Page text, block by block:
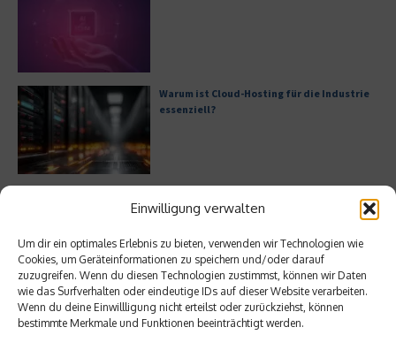
Einwilligung verwalten
Um dir ein optimales Erlebnis zu bieten, verwenden wir Technologien wie
Cookies, um Geräteinformationen zu speichern und/oder darauf
zuzugreifen. Wenn du diesen Technologien zustimmst, können wir Daten
wie das Surfverhalten oder eindeutige IDs auf dieser Website verarbeiten.
Wenn du deine Einwillligung nicht erteilst oder zurückziehst, können
bestimmte Merkmale und Funktionen beeinträchtigt werden.
Warum ist Cloud-Hosting für die Industrie
essenziell?
Meistgelesen